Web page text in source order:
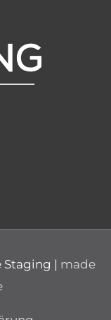
Staging | made